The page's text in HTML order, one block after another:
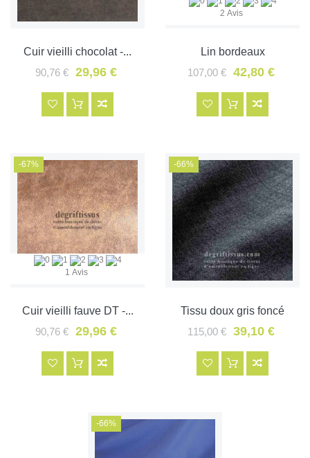
Cuir vieilli chocolat -...
90,76 €
29,96 €
2 Avis
Lin bordeaux
107,00 €
42,80 €
1 Avis
-67%
Cuir vieilli fauve DT -...
90,76 €
29,96 €
-66%
Tissu doux gris foncé
115,00 €
39,10 €
-66%